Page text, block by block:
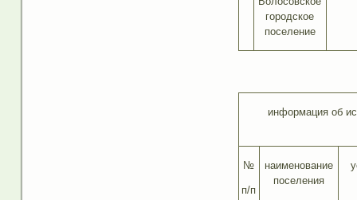
городское
поселение
информация об
№
п/п
наименование
поселения